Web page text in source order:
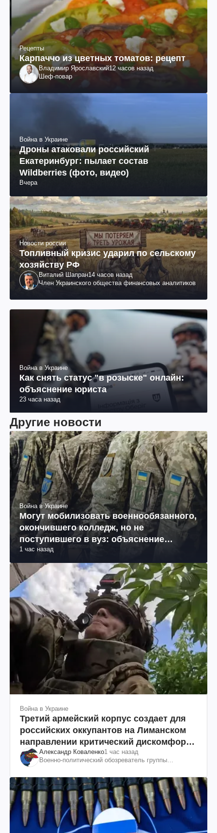
Рецепты
Карпаччо из цветных томатов: рецепт
Владимир Ярославский12 часов назад
Шеф-повар
Война в Украине
Дроны атаковали российский
Екатеринбург: пылает состав
Wildberries (фото, видео)
Вчера
Новости россии
Топливный кризис ударил по сельскому
хозяйству РФ
Виталий Шапран14 часов назад
Член Украинского общества финансовых аналитиков
Война в Украине
Как снять статус "в розыске" онлайн:
объяснение юриста
23 часа назад
Другие новости
Война в Украине
Могут мобилизовать военнообязанного,
окончившего колледж, но не
поступившего в вуз: объяснение
юриста
1 час назад
Война в Украине
Третий армейский корпус создает для
российских оккупантов на Лиманском
направлении критический дискомфорт:
как это удалось
Александр Коваленко1 час назад
Военно-политический обозреватель группы